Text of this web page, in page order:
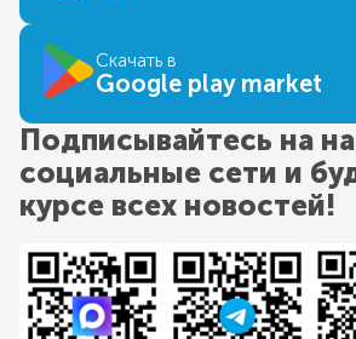
Скачать в
Google play market
Подписывайтесь на
социальные сети и
курсе всех новостей!